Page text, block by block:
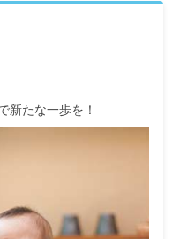
円
2,000円
円
就く方のみ支給）
しの管理職に就いてくださ
詳細はお問い合わせくださ
新たな一歩を！